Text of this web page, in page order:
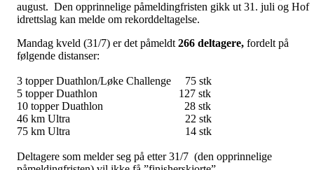
august. Den opprinnelige påmeldingfristen gikk ut 31. juli og Hof
idrettslag kan melde om rekorddeltagelse.
Mandag kveld (31/7) er det påmeldt 266 deltagere, fordelt på
følgende distanser:
3 topper Duathlon/Løke Challenge 75 stk
5 topper Duathlon 127 stk
10 topper Duathlon 28 stk
46 km Ultra 22 stk
75 km Ultra 14 stk
Deltagere som melder seg på etter 31/7 (den opprinnelige